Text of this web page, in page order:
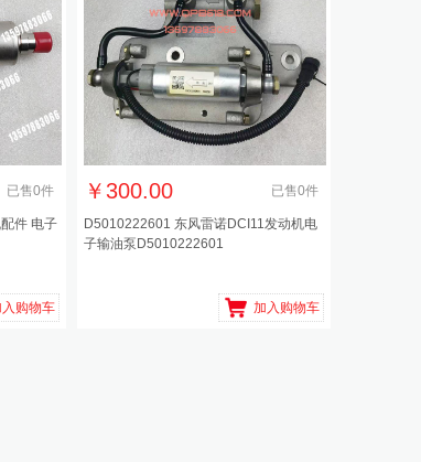
已售0件
件 电子
购物车
￥ 300.00 已售0件
D5010222601 东风雷诺DCI11发动机电
子输油泵D5010222601
加入购物车